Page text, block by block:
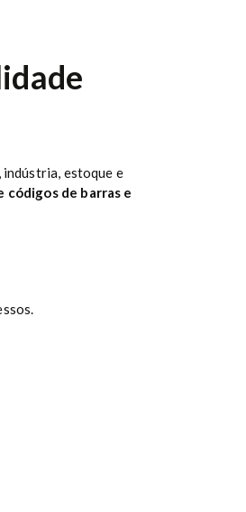
estoque e
de barras e